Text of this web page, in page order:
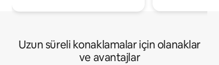
Uzun süreli konaklamalar için olanaklar
ve avantajlar